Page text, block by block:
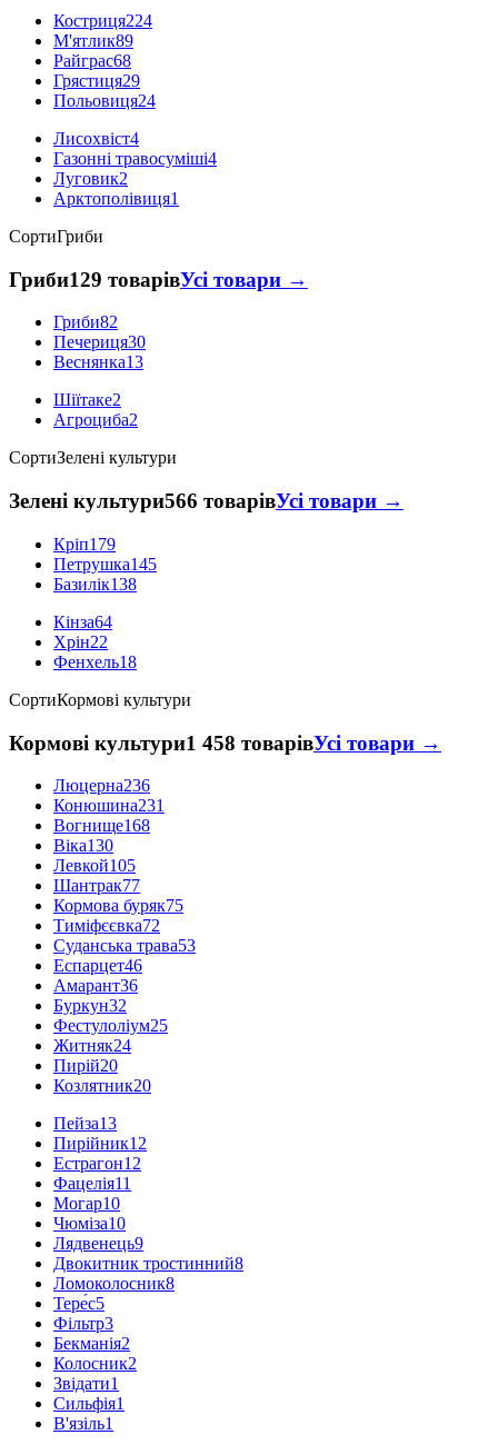
Костриця224
М'ятлик89
Райграс68
Грястиця29
Польовиця24
Лисохвіст4
Газонні травосуміші4
Луговик2
Арктополівиця1
СортиГриби
Гриби129 товарівУсі товари →
Гриби82
Печериця30
Веснянка13
Шіїтаке2
Агроциба2
СортиЗелені культури
Зелені культури566 товарівУсі товари →
Кріп179
Петрушка145
Базилік138
Кінза64
Хрін22
Фенхель18
СортиКормові культури
Кормові культури1 458 товарівУсі товари →
Люцерна236
Конюшина231
Вогнище168
Віка130
Левкой105
Шантрак77
Кормова буряк75
Тиміфєєвка72
Суданська трава53
Еспарцет46
Амарант36
Буркун32
Фестулоліум25
Житняк24
Пирій20
Козлятник20
Пейза13
Пирійник12
Естрагон12
Фацелія11
Могар10
Чюміза10
Лядвенець9
Двокитник тростинний8
Ломоколосник8
Тере́с5
Фільтр3
Бекманія2
Колосник2
Звідати1
Сильфія1
В'язіль1